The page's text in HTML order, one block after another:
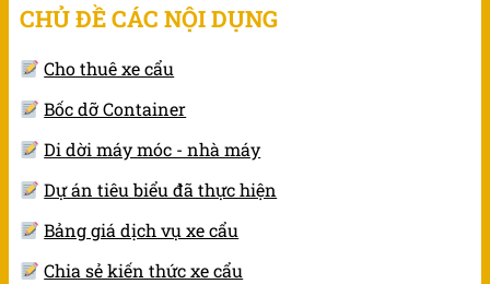
CHỦ ĐỀ CÁC NỘI DỤNG
Cho thuê xe cẩu
Bốc dỡ Container
Di dời máy móc - nhà máy
Dự án tiêu biểu đã thực hiện
Bảng giá dịch vụ xe cẩu
Chia sẻ kiến thức xe cẩu